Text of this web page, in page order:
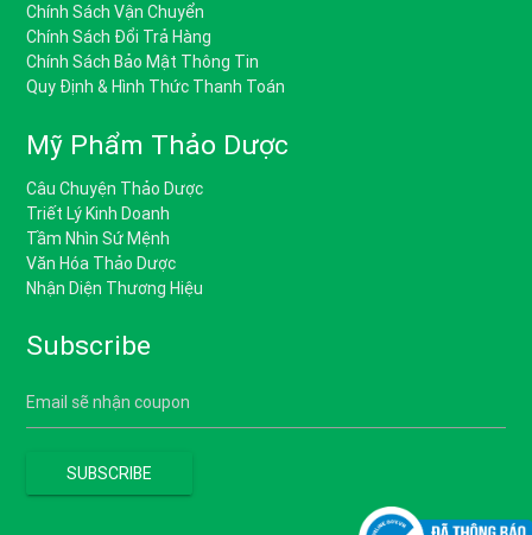
Chính Sách Vận Chuyển
Chính Sách Đổi Trả Hàng
Chính Sách Bảo Mật Thông Tin
Quy Định & Hình Thức Thanh Toán
Mỹ Phẩm Thảo Dược
Câu Chuyện Thảo Dược
Triết Lý Kinh Doanh
Tầm Nhìn Sứ Mệnh
Văn Hóa Thảo Dược
Nhận Diện Thương Hiệu
Subscribe